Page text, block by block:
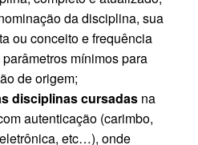
da disciplina, sua
ou conceito e frequência
mínimos para
de origem;
disciplinas cursadas na
autenticação (carimbo,
etc…), onde